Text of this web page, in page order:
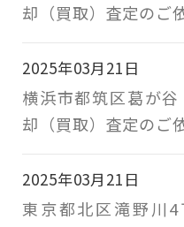
却（買取）査定のご
2025年03月21日
横浜市都筑区葛が
却（買取）査定のご
2025年03月21日
東京都北区滝野川